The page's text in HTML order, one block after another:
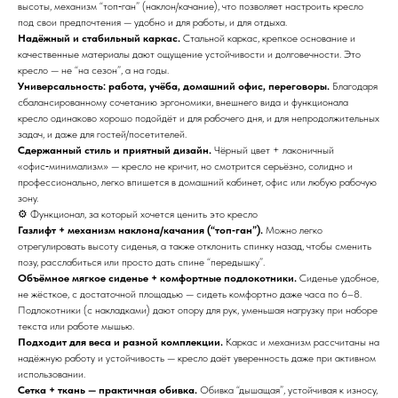
высоты, механизм “топ‑ган” (наклон/качание), что позволяет настроить кресло
под свои предпочтения — удобно и для работы, и для отдыха.
Надёжный и стабильный каркас. Стальной каркас, крепкое основание и
качественные материалы дают ощущение устойчивости и долговечности. Это
кресло — не “на сезон”, а на годы.
Универсальность: работа, учёба, домашний офис, переговоры. Благодаря
сбалансированному сочетанию эргономики, внешнего вида и функционала
кресло одинаково хорошо подойдёт и для рабочего дня, и для непродолжительных
задач, и даже для гостей/посетителей.
Сдержанный стиль и приятный дизайн. Чёрный цвет + лаконичный
«офис‑минимализм» — кресло не кричит, но смотрится серьёзно, солидно и
профессионально, легко впишется в домашний кабинет, офис или любую рабочую
зону.
⚙️ Функционал, за который хочется ценить это кресло
Газлифт + механизм наклона/качания (“топ‑ган”). Можно легко
отрегулировать высоту сиденья, а также отклонить спинку назад, чтобы сменить
позу, расслабиться или просто дать спине “передышку”.
Объёмное мягкое сиденье + комфортные подлокотники. Сиденье удобное,
не жёсткое, с достаточной площадью — сидеть комфортно даже часа по 6–8.
Подлокотники (с накладками) дают опору для рук, уменьшая нагрузку при наборе
текста или работе мышью.
Подходит для веса и разной комплекции. Каркас и механизм рассчитаны на
надёжную работу и устойчивость — кресло даёт уверенность даже при активном
использовании.
Сетка + ткань — практичная обивка. Обивка “дышащая”, устойчивая к износу,